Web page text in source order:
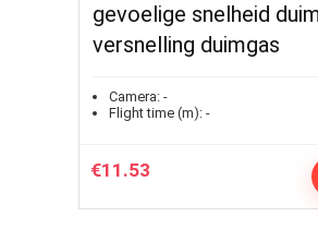
gevoelige snelheid
versnelling duimgas
Camera: -
Flight time (m): -
€11.53